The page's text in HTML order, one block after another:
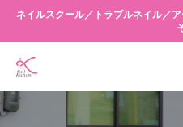
ネイルスクール／トラブルネイル／
WEB予約